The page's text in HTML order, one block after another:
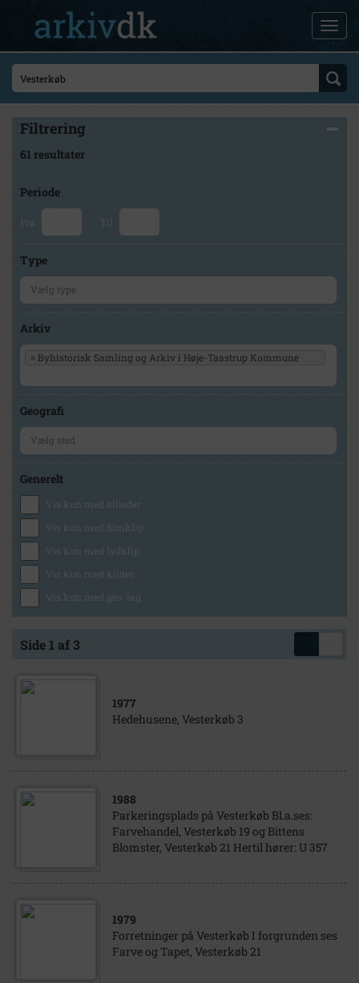
Filtrering
61 resultater
Periode
Fra Til
Type
Arkiv
× Byhistorisk Samling og Arkiv i Høje-Taastrup Kommune
Geografi
Generelt
Vis kun med billeder
Vis kun med filmklip
Vis kun med lydklip
Vis kun med kilder
Vis kun med geo-tag
Side 1 af 3
1977
Hedehusene, Vesterkøb 3
1988
Parkeringsplads på Vesterkøb Bl.a.ses:
Farvehandel, Vesterkøb 19 og Bittens
Blomster, Vesterkøb 21 Hertil hører: U 357
1979
Forretninger på Vesterkøb I forgrunden ses
Farve og Tapet, Vesterkøb 21